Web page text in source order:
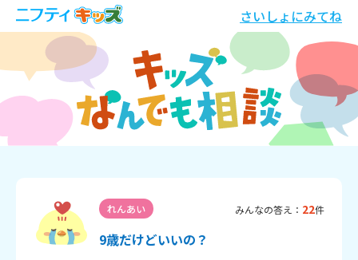
さいしょにみてね
れんあい みんなの答え： 22件
9歳だけどいいの？